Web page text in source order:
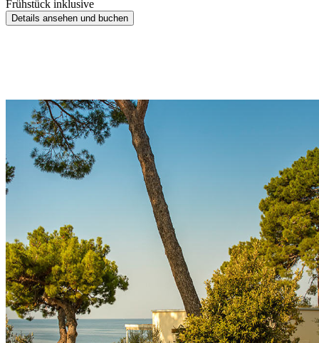
Frühstück inklusive
Details ansehen und buchen